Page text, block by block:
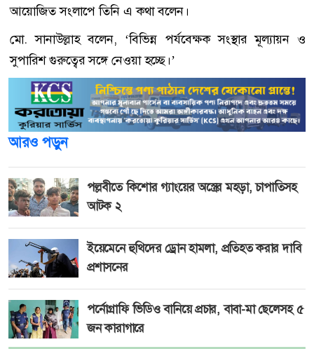
আয়োজিত সংলাপে তিনি এ কথা বলেন।
মো. সানাউল্লাহ বলেন, ‘বিভিন্ন পর্যবেক্ষক সংস্থার মূল্যায়ন ও
সুপারিশ গুরুত্বের সঙ্গে নেওয়া হচ্ছে।’
আরও পড়ুন
পল্লবীতে কিশোর গ্যাংয়ের অস্ত্রের মহড়া, চাপাতিসহ
আটক ২
ইয়েমেনে হুথিদের ড্রোন হামলা, প্রতিহত করার দাবি
প্রশাসনের
পর্নোগ্রাফি ভিডিও বানিয়ে প্রচার, বাবা-মা ছেলেসহ ৫
জন কারাগারে